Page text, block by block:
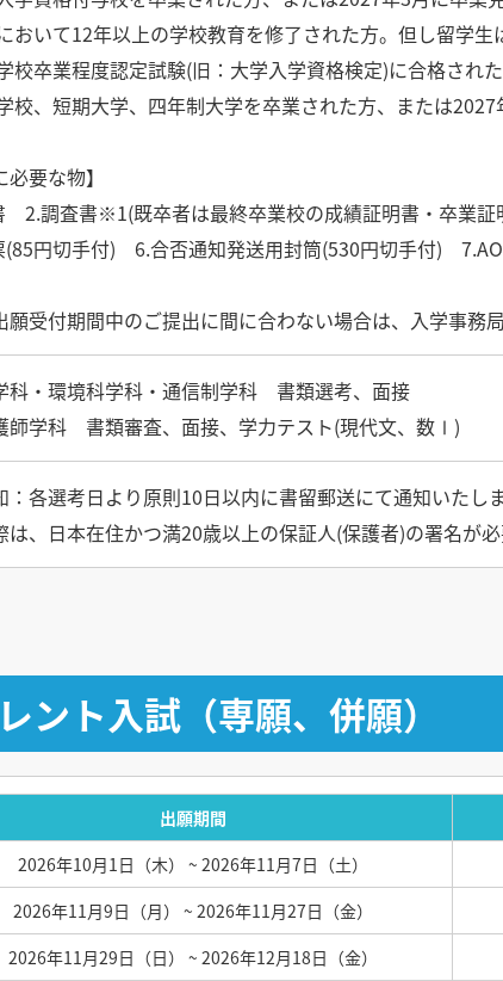
いて12年以上の学校教育を修了された方。但し留学生
卒業程度認定試験(旧：大学入学資格検定)に合格された
、短期大学、四年制大学を卒業された方、または2027
必要な物】
2.調査書※1(既卒者は最終卒業校の成績証明書・卒業
(85円切手付) 6.合否通知発送用封筒(530円切手付)
受付期間中のご提出に間に合わない場合は、入学事務局
科・環境科学科・通信制学科 書類選考、面接
師学科 書類審査、面接、学力テスト(現代文、数Ⅰ)
：各選考日より原則10日以内に書留郵送にて通知いたしま
は、日本在住かつ満20歳以上の保証人(保護者)の署名が必
ント入試（専願、併願）
出願期間
2026年10月1日（木） ~ 2026年11月7日（土）
2026年11月9日（月） ~ 2026年11月27日（金）
2026年11月29日（日） ~ 2026年12月18日（金）